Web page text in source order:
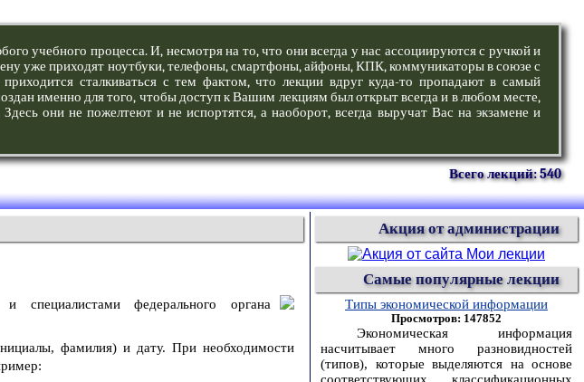
учебного процесса. И, несмотря на то, что они всегда у нас ассоциируются с ручкой и
уже приходят ноутбуки, телефоны, смартфоны, айфоны, КПК, коммуникаторы в союзе с
сталкиваться с тем фактом, что лекции вдруг куда-то пропадают в самый
именно для того, чтобы доступ к Вашим лекциям был открыт всегда и в любом месте,
они не пожелтеют и не испортятся, а наоборот, всегда выручат Вас на экзамене и
Всего лекций: 540
специалистами федерального органа
фамилия) и дату. При необходимости
Акция от администрации
Самые популярные лекции
Типы экономической информации
Просмотров: 147852
Экономическая информация
насчитывает много разновидностей
(типов), которые выделяются на основе